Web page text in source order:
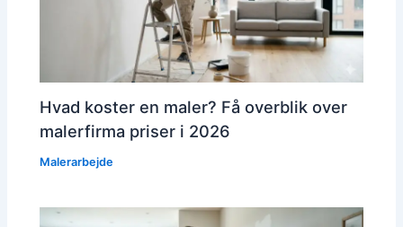
Hvad koster en maler? Få overblik over
malerfirma priser i 2026
Malerarbejde